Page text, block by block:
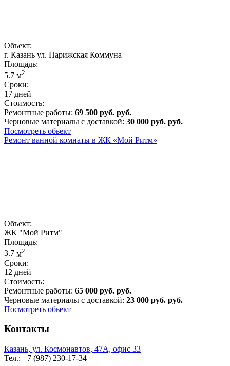
Объект:
г. Казань ул. Парижская Коммуна
Площадь:
5.7 м2
Сроки:
17 дней
Стоимость:
Ремонтные работы: 69 500 руб. руб.
Черновые материалы с доставкой: 30 000 руб. руб.
Посмотреть обьект
Ремонт ванной комнаты в ЖК «Мой Ритм»
Объект:
ЖК "Мой Ритм"
Площадь:
3.7 м2
Сроки:
12 дней
Стоимость:
Ремонтные работы: 65 000 руб. руб.
Черновые материалы с доставкой: 23 000 руб. руб.
Посмотреть обьект
Контакты
Казань, ул. Космонавтов, 47А, офис 33
Тел.: +7 (987) 230‑17-34